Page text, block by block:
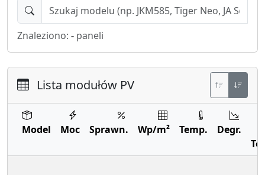
Znaleziono: - paneli
Lista modułów PV
Model Moc Sprawn. Wp/m² Temp.
Degr.